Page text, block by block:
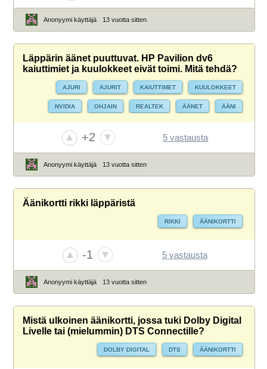
Anonyymi käyttäjä 13 vuotta sitten
Läppärin äänet puuttuvat. HP Pavilion dv6
kaiuttimiet ja kuulokkeet eivät toimi. Mitä tehdä?
AJURI AJURIT KAIUTTIMET KUULOKKEET
NVIDIA OHJAIN REALTEK ÄÄNET ÄÄNI
+2 5 vastausta
Anonyymi käyttäjä 13 vuotta sitten
Äänikortti rikki läppäristä
RIKKI ÄÄNIKORTTI
-1 5 vastausta
Anonyymi käyttäjä 13 vuotta sitten
Mistä ulkoinen äänikortti, jossa tuki Dolby Digital
Livelle tai (mielummin) DTS Connectille?
DOLBY DIGITAL DTS ÄÄNIKORTTI